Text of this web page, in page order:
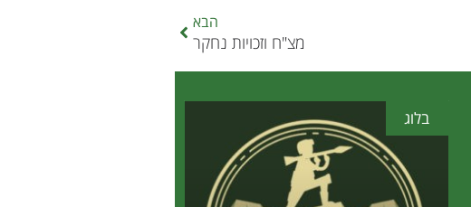
הבא
מצ"ח וזכויות נחקר
בלוג